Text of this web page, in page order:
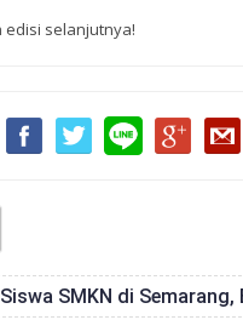
selanjutnya!
SMKN di